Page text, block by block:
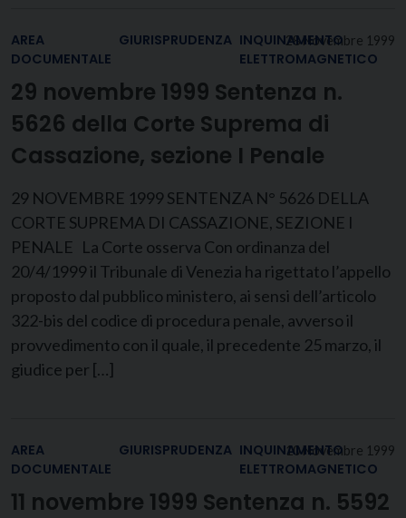
28 Novembre 1999
AREA
DOCUMENTALE
GIURISPRUDENZA INQUINAMENTO
ELETTROMAGNETICO
29 novembre 1999 Sentenza n.
5626 della Corte Suprema di
Cassazione, sezione I Penale
29 NOVEMBRE 1999 SENTENZA N° 5626 DELLA
CORTE SUPREMA DI CASSAZIONE, SEZIONE I
PENALE La Corte osserva Con ordinanza del
20/4/1999 il Tribunale di Venezia ha rigettato l’appello
proposto dal pubblico ministero, ai sensi dell’articolo
322-bis del codice di procedura penale, avverso il
provvedimento con il quale, il precedente 25 marzo, il
giudice per […]
10 Novembre 1999
AREA
DOCUMENTALE
GIURISPRUDENZA INQUINAMENTO
ELETTROMAGNETICO
11 novembre 1999 Sentenza n. 5592